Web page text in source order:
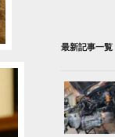
最新記事一覧